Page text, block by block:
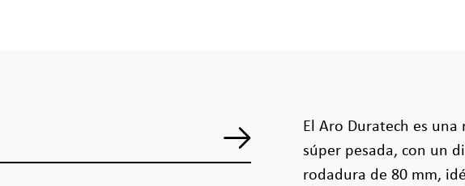
El Aro Duratech es
súper pesada, con un
rodadura de 80 mm,